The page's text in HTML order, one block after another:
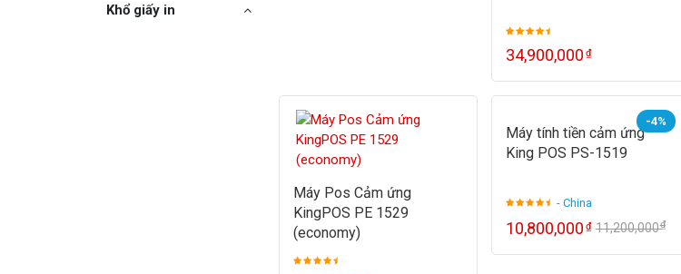
Khổ giấy in
34,900,000₫
Máy Pos Cảm ứng
KingPOS PE 1529
(economy)
-4%
Máy tính tiền cảm ứng
King POS PS-1519
- China
10,800,000₫ 11,200,000₫